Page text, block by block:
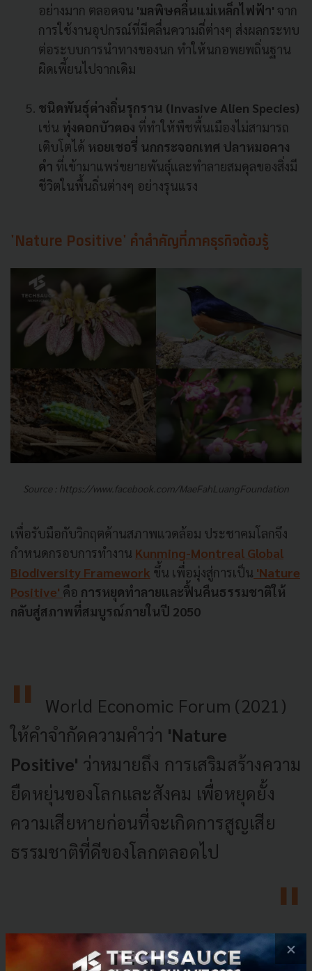
อย่างมาก ตลอดจน 'มลพิษคลื่นแม่เหล็กไฟฟ้า' จาก
การใช้งานอุปกรณ์ที่มีคลื่นความถี่ต่างๆ ส่งผลกระทบ
ต่อระบบการนำทางของนก ทำให้นกอพยพถิ่นฐาน
ผิดเพี้ยนไปจากเดิม
ชนิดพันธุ์ต่างถิ่นรุกราน (Invasive Alien Species)
เช่น ทุ่งดอกบัวตอง ที่ทำให้พืชพื้นเมืองไม่สามารถ
เติบโตได้ หอยเชอรี่ นกกระจอกเทศ ปลาหมอคาง
ดำ ที่เข้ามาแพร่ขยายพันธุ์และทำลายสมดุลของสิ่งมี
ชีวิตในพื้นถิ่นต่างๆ อย่างรุนแรง
'Nature Positive' คำสำคัญที่ภาคธุรกิจต้องรู้
Source : https://www.facebook.com/MaeFahLuangFoundation
เพื่อรับมือกับวิกฤตด้านสภาพแวดล้อม ประชาคมโลกจึง
กำหนดกรอบการทำงาน Kunming-Montreal Global
Biodiversity Framework ขึ้น เพื่อมุ่งสู่การเป็น 'Nature
Positive' คือ การหยุดทำลายและฟื้นคืนธรรมชาติให้
กลับสู่สภาพที่สมบูรณ์ภายในปี 2050
World Economic Forum (2021)
ให้คำจำกัดความคำว่า 'Nature
Positive' ว่าหมายถึง การเสริมสร้างความ
ยืดหยุ่นของโลกและสังคม เพื่อหยุดยั้ง
ความเสียหายก่อนที่จะเกิดการสูญเสีย
ธรรมชาติที่ดีของโลกตลอดไป
การตระหนักรู้ในประเด็นความสูญเสียทางชีวภาพสำคัญ
×